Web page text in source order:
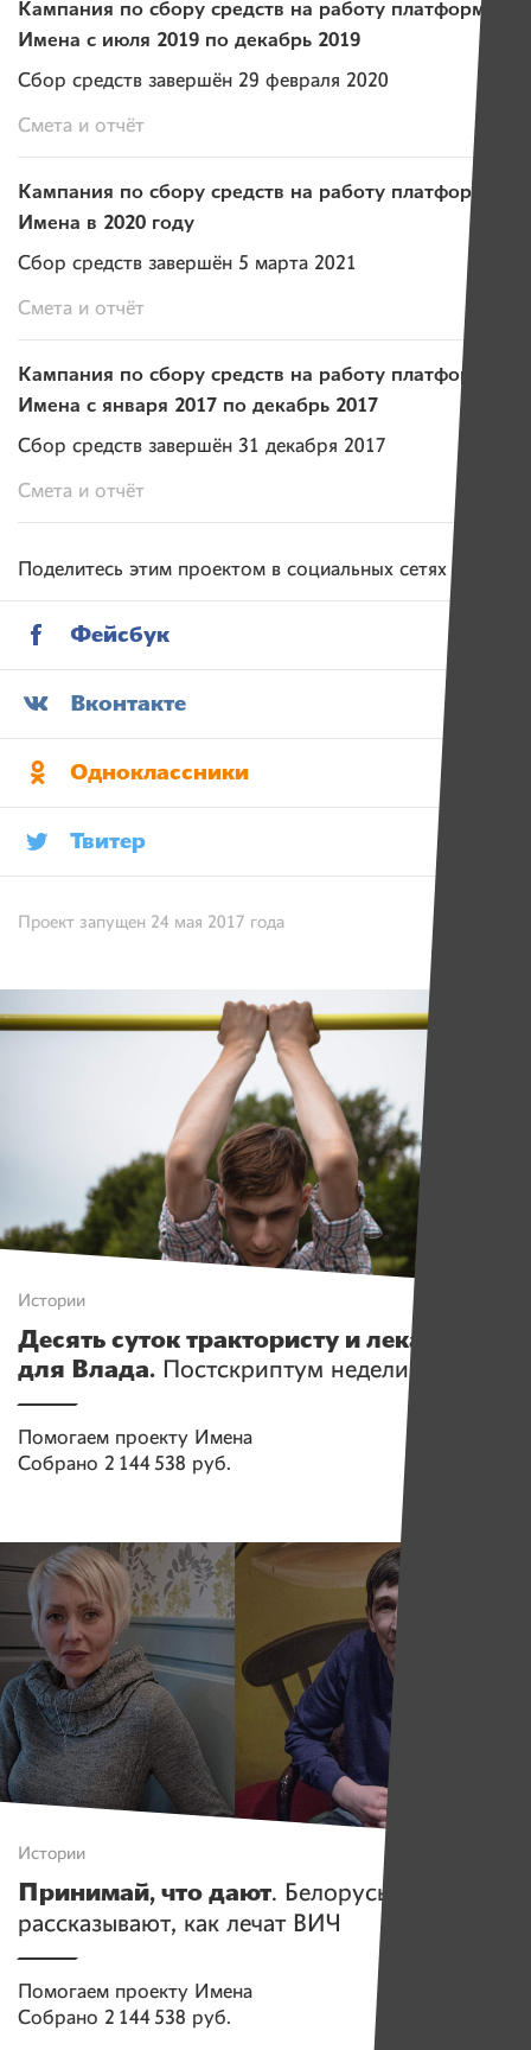
Кампания по сбору средств на работу платформы
Имена с июля 2019 по декабрь 2019
Сбор средств завершён 29 февраля 2020
Смета и отчёт
Кампания по сбору средств на работу платформы
Имена в 2020 году
Сбор средств завершён 5 марта 2021
Смета и отчёт
Кампания по сбору средств на работу платформы
Имена с января 2017 по декабрь 2017
Сбор средств завершён 31 декабря 2017
Смета и отчёт
Поделитесь этим проектом в социальных сетях
Фейсбук
Вконтакте
Одноклассники
Твитер
Проект запущен 24 мая 2017 года
Истории
Десять суток трактористу и лекарство
для Влада. Постскриптум недели
Помогаем проекту Имена
Собрано 2 144 538 руб.
Истории
Принимай, что дают. Белорусы
рассказывают, как лечат ВИЧ
Помогаем проекту Имена
Собрано 2 144 538 руб.